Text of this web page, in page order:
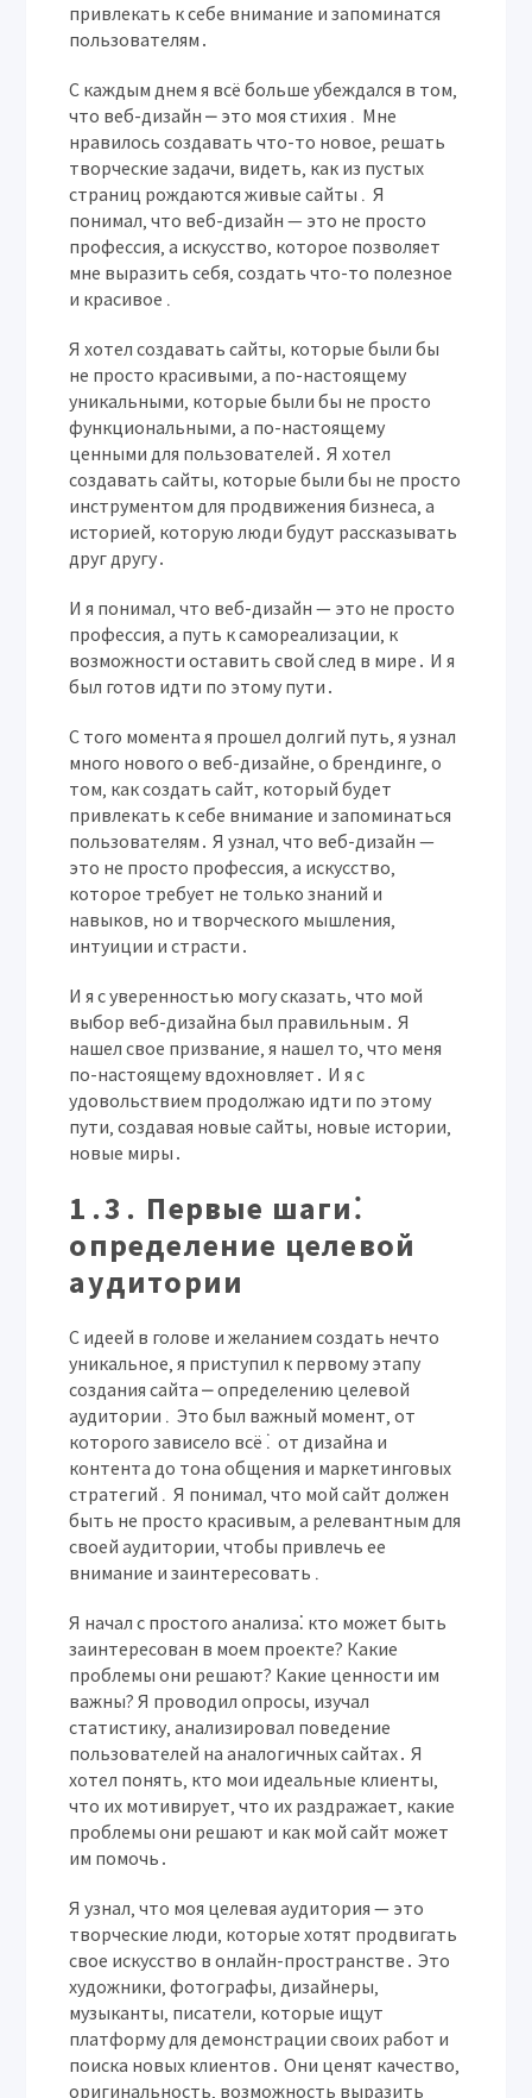
привлекать к себе внимание и запоминатся
пользователям․
С каждым днем я всё больше убеждался в том‚
что веб-дизайн ⎼ это моя стихия․ Мне
нравилось создавать что-то новое‚ решать
творческие задачи‚ видеть‚ как из пустых
страниц рождаются живые сайты․ Я
понимал‚ что веб-дизайн — это не просто
профессия‚ а искусство‚ которое позволяет
мне выразить себя‚ создать что-то полезное
и красивое․
Я хотел создавать сайты‚ которые были бы
не просто красивыми‚ а по-настоящему
уникальными‚ которые были бы не просто
функциональными‚ а по-настоящему
ценными для пользователей․ Я хотел
создавать сайты‚ которые были бы не просто
инструментом для продвижения бизнеса‚ а
историей‚ которую люди будут рассказывать
друг другу․
И я понимал‚ что веб-дизайн — это не просто
профессия‚ а путь к самореализации‚ к
возможности оставить свой след в мире․ И я
был готов идти по этому пути․
С того момента я прошел долгий путь‚ я узнал
много нового о веб-дизайне‚ о брендинге‚ о
том‚ как создать сайт‚ который будет
привлекать к себе внимание и запоминаться
пользователям․ Я узнал‚ что веб-дизайн —
это не просто профессия‚ а искусство‚
которое требует не только знаний и
навыков‚ но и творческого мышления‚
интуиции и страсти․
И я с уверенностью могу сказать‚ что мой
выбор веб-дизайна был правильным․ Я
нашел свое призвание‚ я нашел то‚ что меня
по-настоящему вдохновляет․ И я с
удовольствием продолжаю идти по этому
пути‚ создавая новые сайты‚ новые истории‚
новые миры․
1․3․ Первые шаги⁚
определение целевой
аудитории
С идеей в голове и желанием создать нечто
уникальное‚ я приступил к первому этапу
создания сайта ⎼ определению целевой
аудитории․ Это был важный момент‚ от
которого зависело всё⁚ от дизайна и
контента до тона общения и маркетинговых
стратегий․ Я понимал‚ что мой сайт должен
быть не просто красивым‚ а релевантным для
своей аудитории‚ чтобы привлечь ее
внимание и заинтересовать․
Я начал с простого анализа⁚ кто может быть
заинтересован в моем проекте? Какие
проблемы они решают? Какие ценности им
важны? Я проводил опросы‚ изучал
статистику‚ анализировал поведение
пользователей на аналогичных сайтах․ Я
хотел понять‚ кто мои идеальные клиенты‚
что их мотивирует‚ что их раздражает‚ какие
проблемы они решают и как мой сайт может
им помочь․
Я узнал‚ что моя целевая аудитория — это
творческие люди‚ которые хотят продвигать
свое искусство в онлайн-пространстве․ Это
художники‚ фотографы‚ дизайнеры‚
музыканты‚ писатели‚ которые ищут
платформу для демонстрации своих работ и
поиска новых клиентов․ Они ценят качество‚
оригинальность‚ возможность выразить